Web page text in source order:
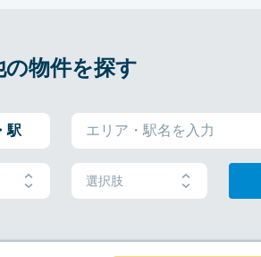
の物件を探す
駅
選択肢